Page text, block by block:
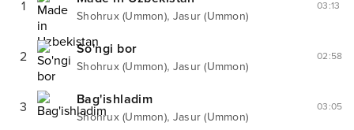
1
Shohrux (Ummon), Jasur (Ummon)
03:13
2 So'ngi bor
Shohrux (Ummon), Jasur (Ummon)
02:58
3 Bag'ishladim
Shohrux (Ummon), Jasur (Ummon)
03:05